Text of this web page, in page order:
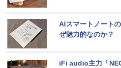
AIスマートノート
ぜ魅力的なのか？
iFi audio主力「